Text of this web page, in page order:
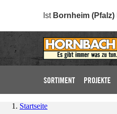
Ist Bornheim (Pfalz)
SORTIMENT PROJEKTE
Startseite